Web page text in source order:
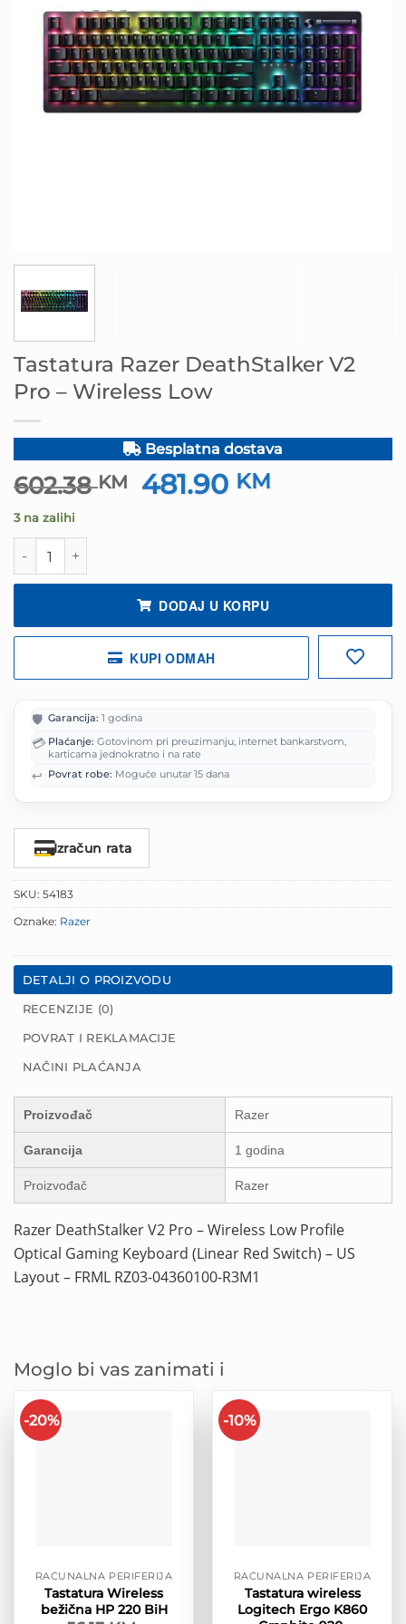
Tastatura Razer DeathStalker V2
Pro – Wireless Low
Besplatna dostava
602.38KM
Izvorna
cijena
481.90 KM
3 na zalihi
Tastatura Razer DeathStalker V2 Pro - Wireless Low
DODAJ U KORPU
KUPI ODMAH
🛡️ Garancija: 1 godina
💳 Plaćanje: Gotovinom pri preuzimanju, internet bankarstvom,
karticama jednokratno i na rate
↩️ Povrat robe: Moguće unutar 15 dana
Izračun rata
SKU: 54183
Oznake: Razer
DETALJI O PROIZVODU
RECENZIJE (0)
POVRAT I REKLAMACIJE
NAČINI PLAĆANJA
Proizvođač Razer
Garancija 1 godina
Proizvođač Razer
Razer DeathStalker V2 Pro – Wireless Low Profile
Optical Gaming Keyboard (Linear Red Switch) – US
Layout – FRML RZ03-04360100-R3M1
Moglo bi vas zanimati i
-20%
RAČUNALNA PERIFERIJA
Tastatura Wireless
bežična HP 220 BiH
-10%
RAČUNALNA PERIFERIJA
Tastatura wireless
Logitech Ergo K860